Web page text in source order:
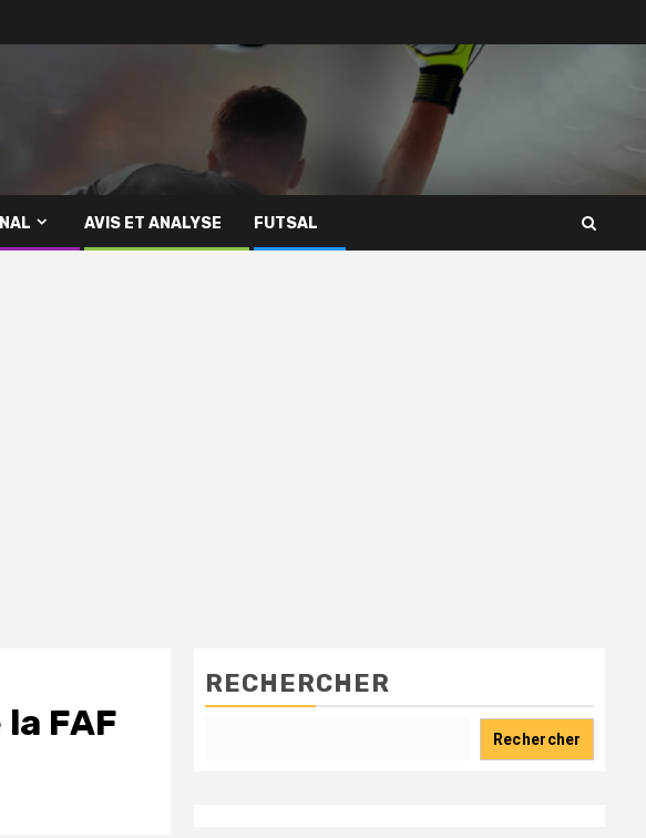
AVIS ET ANALYSE FUTSAL
FAF
RECHERCHER
Rechercher